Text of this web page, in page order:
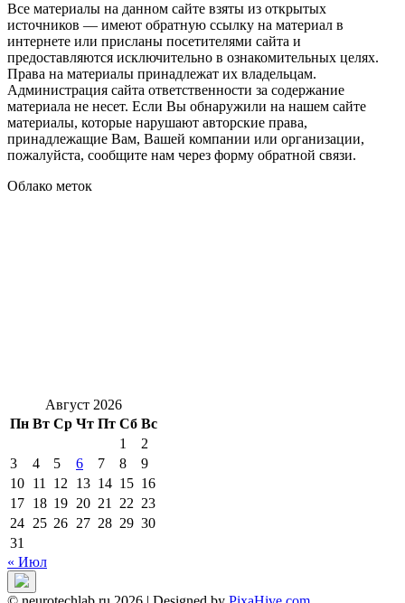
Все материалы на данном сайте взяты из открытых
источников — имеют обратную ссылку на материал в
интернете или присланы посетителями сайта и
предоставляются исключительно в ознакомительных целях.
Права на материалы принадлежат их владельцам.
Администрация сайта ответственности за содержание
материала не несет. Если Вы обнаружили на нашем сайте
материалы, которые нарушают авторские права,
принадлежащие Вам, Вашей компании или организации,
пожалуйста, сообщите нам через форму обратной связи.
Облако меток
Август 2026
Пн Вт Ср Чт Пт Сб Вс
1
2
3
4 5 6 7 8
9
10 11 12 13 14 15 16
17 18 19 20 21 22 23
24 25 26 27 28 29 30
31
« Июл